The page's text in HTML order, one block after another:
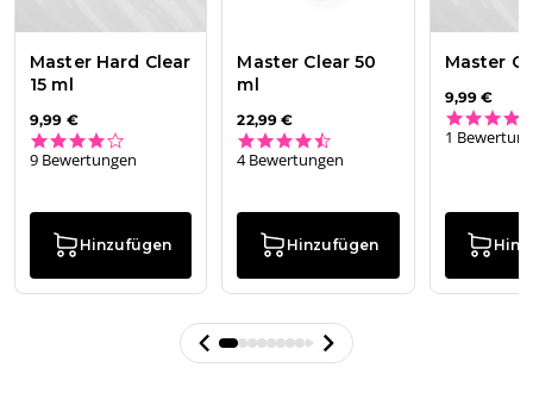
Master Hard Clear
15 ml
9,99 €
9 Bewertungen
Hinzufügen
Master Clear 50
ml
22,99 €
4 Bewertungen
Hinzufügen
Master
9,99 €
1 Bewertung